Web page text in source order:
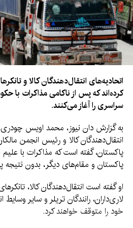
وزیر خارجه ترکیه همچنین گفت که در
از وزیران مشابه ساختار موجود در
عمومی آن نیز در عربستان سعودی
جزئیات عملیاتی در نخستین نشست
فیدان گفت: «دیدگاه رییس‌جمهور ما
نمانیم، بلکه گسترش یابیم و همه
گردهم آوریم.» او افزود که مصر نیز
تخنیکی، می‌تواند به این پیمان بپیوندد.
در ماه‌های اخیر، ترکیه، عربستان
برای بررسی مسائل منطقه‌ای، از جمله
میکانیزم‌های عملی، به دنبال تقویت
فیدان همچنین گفت ترکیه باید در
کشتی‌رانی در بحرالاحمر در برابر
اتحادیه‌های انتقال‌دهندگان کالا و
کرده‌اند که پس از ناکامی مذاکرات با
سراسری را آغاز می‌کنند.
به گزارش دان نیوز، محمد اویس
انتقال‌دهندگان کالا و رئیس انجمن
پاکستان، گفته است که مذاکرات با علیم
پاکستان و مقام‌های دیگر، بدون نتیجه
او گفته است انتقال‌دهندگان کالا،
لاری‌داران، رانندگان تریلر و سایر
خود را متوقف خواهند کرد.